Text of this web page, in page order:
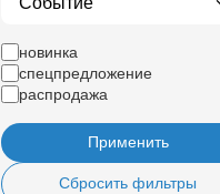
новинка
спецпредложение
распродажа
Применить
Сбросить фильтры